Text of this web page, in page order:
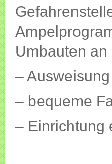
Umbauten
–
– bequeme
– Einrichtung